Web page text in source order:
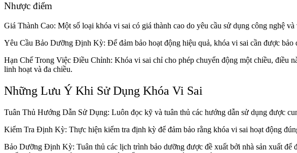
Nhược điểm
Giá Thành Cao: Một số loại khóa vi sai có giá thành cao do yêu cầu sử dụng công nghệ
Yêu Cầu Bảo Dưỡng Định Kỳ: Để đảm bảo hoạt động hiệu quả, khóa vi sai cần được
Hạn Chế Trong Việc Điều Chỉnh: Khóa vi sai chỉ cho phép chuyển động một chiều, điều
linh hoạt và đa chiều.
Những Lưu Ý Khi Sử Dụng Khóa Vi Sai
Tuân Thủ Hướng Dẫn Sử Dụng: Luôn đọc kỹ và tuân thủ các hướng dẫn sử dụng được
Kiểm Tra Định Kỳ: Thực hiện kiểm tra định kỳ để đảm bảo rằng khóa vi sai hoạt động
Bảo Dưỡng Định Kỳ: Tuân thủ các lịch trình bảo dưỡng được đề xuất bởi nhà sản xuất